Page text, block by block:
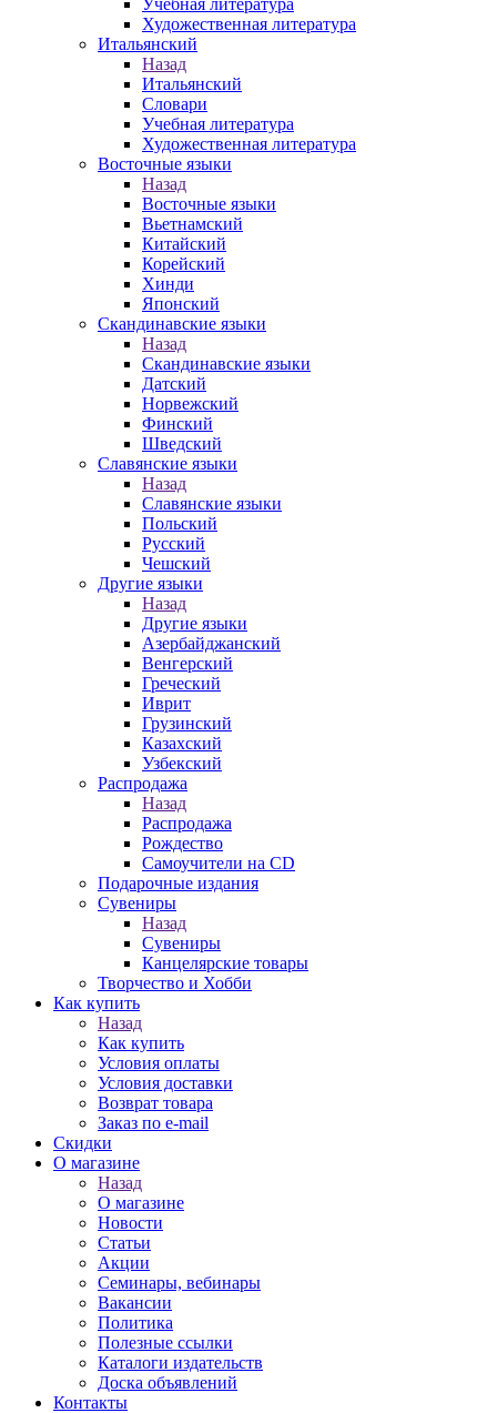
Учебная литература
Художественная литература
Итальянский
Назад
Итальянский
Словари
Учебная литература
Художественная литература
Восточные языки
Назад
Восточные языки
Вьетнамский
Китайский
Корейский
Хинди
Японский
Скандинавские языки
Назад
Скандинавские языки
Датский
Норвежский
Финский
Шведский
Славянские языки
Назад
Славянские языки
Польский
Русский
Чешский
Другие языки
Назад
Другие языки
Азербайджанский
Венгерский
Греческий
Иврит
Грузинский
Казахский
Узбекский
Распродажа
Назад
Распродажа
Рождество
Самоучители на CD
Подарочные издания
Сувениры
Назад
Сувениры
Канцелярские товары
Творчество и Хобби
Как купить
Назад
Как купить
Условия оплаты
Условия доставки
Возврат товара
Заказ по e-mail
Скидки
О магазине
Назад
О магазине
Новости
Статьи
Акции
Семинары, вебинары
Вакансии
Политика
Полезные ссылки
Каталоги издательств
Доска объявлений
Контакты